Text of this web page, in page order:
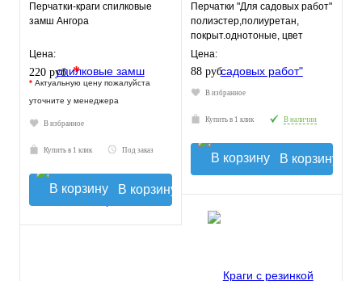
Перчатки-краги спилковые
замш Ангора
Цена:
220 руб.*
* Актуальную цену пожалуйста
уточните у менеджера
В избранное
Купить в 1 клик Под заказ
В корзину
Перчатки "Для садовых работ"
полиэстер,полиуретан,
покрыт.однотоные, цвет
микс,Fiberon 8(М)
Цена:
88 руб.
В избранное
Купить в 1 клик В наличии
В корзину